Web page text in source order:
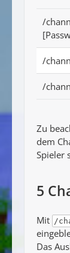
/
/
/
Zu
dem
Spieler
5
Mit /
Das